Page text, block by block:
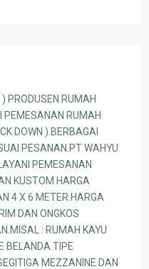
PRODUSEN RUMAH
PEMESANAN RUMAH
DOWN ) BERBAGAI
PESANAN.PT WAHYU
PEMESANAN
KUSTOM HARGA
4 X 6 METER.HARGA
DAN ONGKOS
: RUMAH KAYU
BELANDA.TIPE
MEZZANINE DAN